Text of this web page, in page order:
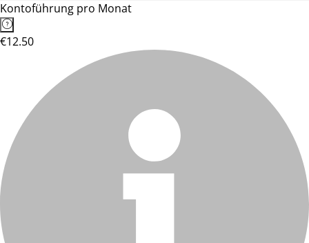
Kontoführung pro Monat
€12.50